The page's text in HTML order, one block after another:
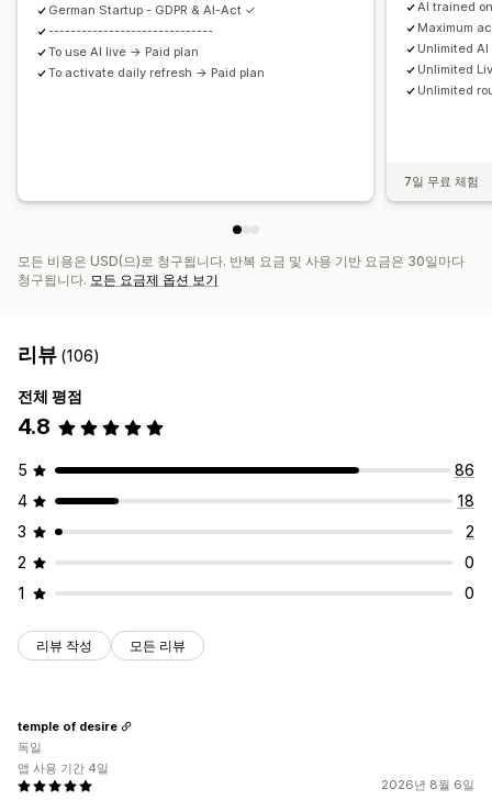
German Startup - GDPR & AI-Act ✓
------------------------------
To use AI live → Paid plan
To activate daily refresh → Paid plan
AI trained
Maximum
Unlimited
Unlimited
Unlimited
7일 무료 체험
모든 비용은 USD(으)로 청구됩니다. 반복 요금 및 사용 기반 요금은 30일마다
청구됩니다. 모든 요금제 옵션 보기
리뷰 (106)
전체 평점
4.8
5
86
4
18
3
2
2
0
1
0
리뷰 작성 모든 리뷰
2026년 8월 6일
temple of desire
독일
앱 사용 기간 4일